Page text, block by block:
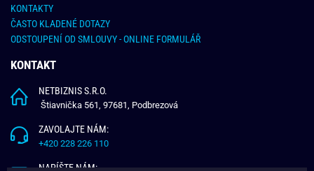
KONTAKTY
ČASTO KLADENÉ DOTAZY
ODSTOUPENÍ OD SMLOUVY - ONLINE FORMULÁŘ
KONTAKT
NETBIZNIS S.R.O.
Štiavnička 561, 97681, Podbrezová
ZAVOLAJTE NÁM:
+420 228 226 110
NAPÍŠTE NÁM: